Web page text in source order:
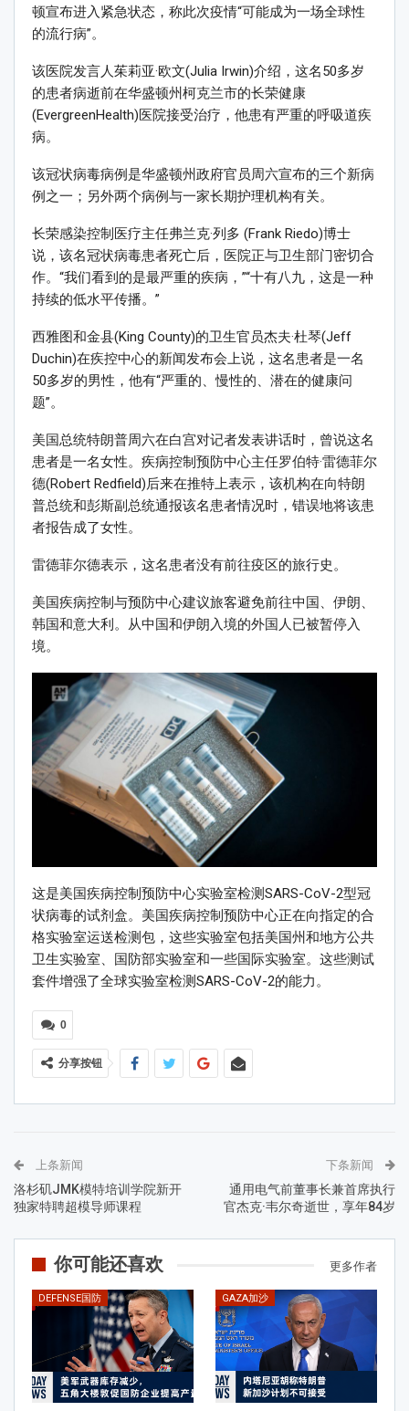
顿宣布进入紧急状态，称此次疫情“可能成为一场全球性
的流行病”。
该医院发言人茱莉亚·欧文(Julia Irwin)介绍，这名50多岁
的患者病逝前在华盛顿州柯克兰市的长荣健康
(EvergreenHealth)医院接受治疗，他患有严重的呼吸道疾
病。
该冠状病毒病例是华盛顿州政府官员周六宣布的三个新病
例之一；另外两个病例与一家长期护理机构有关。
长荣感染控制医疗主任弗兰克·列多 (Frank Riedo)博士
说，该名冠状病毒患者死亡后，医院正与卫生部门密切合
作。“我们看到的是最严重的疾病，”“十有八九，这是一种
持续的低水平传播。”
西雅图和金县(King County)的卫生官员杰夫·杜琴(Jeff
Duchin)在疾控中心的新闻发布会上说，这名患者是一名
50多岁的男性，他有“严重的、慢性的、潜在的健康问
题”。
美国总统特朗普周六在白宫对记者发表讲话时，曾说这名
患者是一名女性。疾病控制预防中心主任罗伯特·雷德菲尔
德(Robert Redfield)后来在推特上表示，该机构在向特朗
普总统和彭斯副总统通报该名患者情况时，错误地将该患
者报告成了女性。
雷德菲尔德表示，这名患者没有前往疫区的旅行史。
美国疾病控制与预防中心建议旅客避免前往中国、伊朗、
韩国和意大利。从中国和伊朗入境的外国人已被暂停入
境。
这是美国疾病控制预防中心实验室检测SARS-CoV-2型冠
状病毒的试剂盒。美国疾病控制预防中心正在向指定的合
格实验室运送检测包，这些实验室包括美国州和地方公共
卫生实验室、国防部实验室和一些国际实验室。这些测试
套件增强了全球实验室检测SARS-CoV-2的能力。
0
分享按钮
上条新闻
洛杉矶JMK模特培训学院新开
独家特聘超模导师课程
下条新闻
通用电气前董事长兼首席执行
官杰克·韦尔奇逝世，享年84岁
你可能还喜欢 更多作者
DEFENSE国防 GAZA加沙